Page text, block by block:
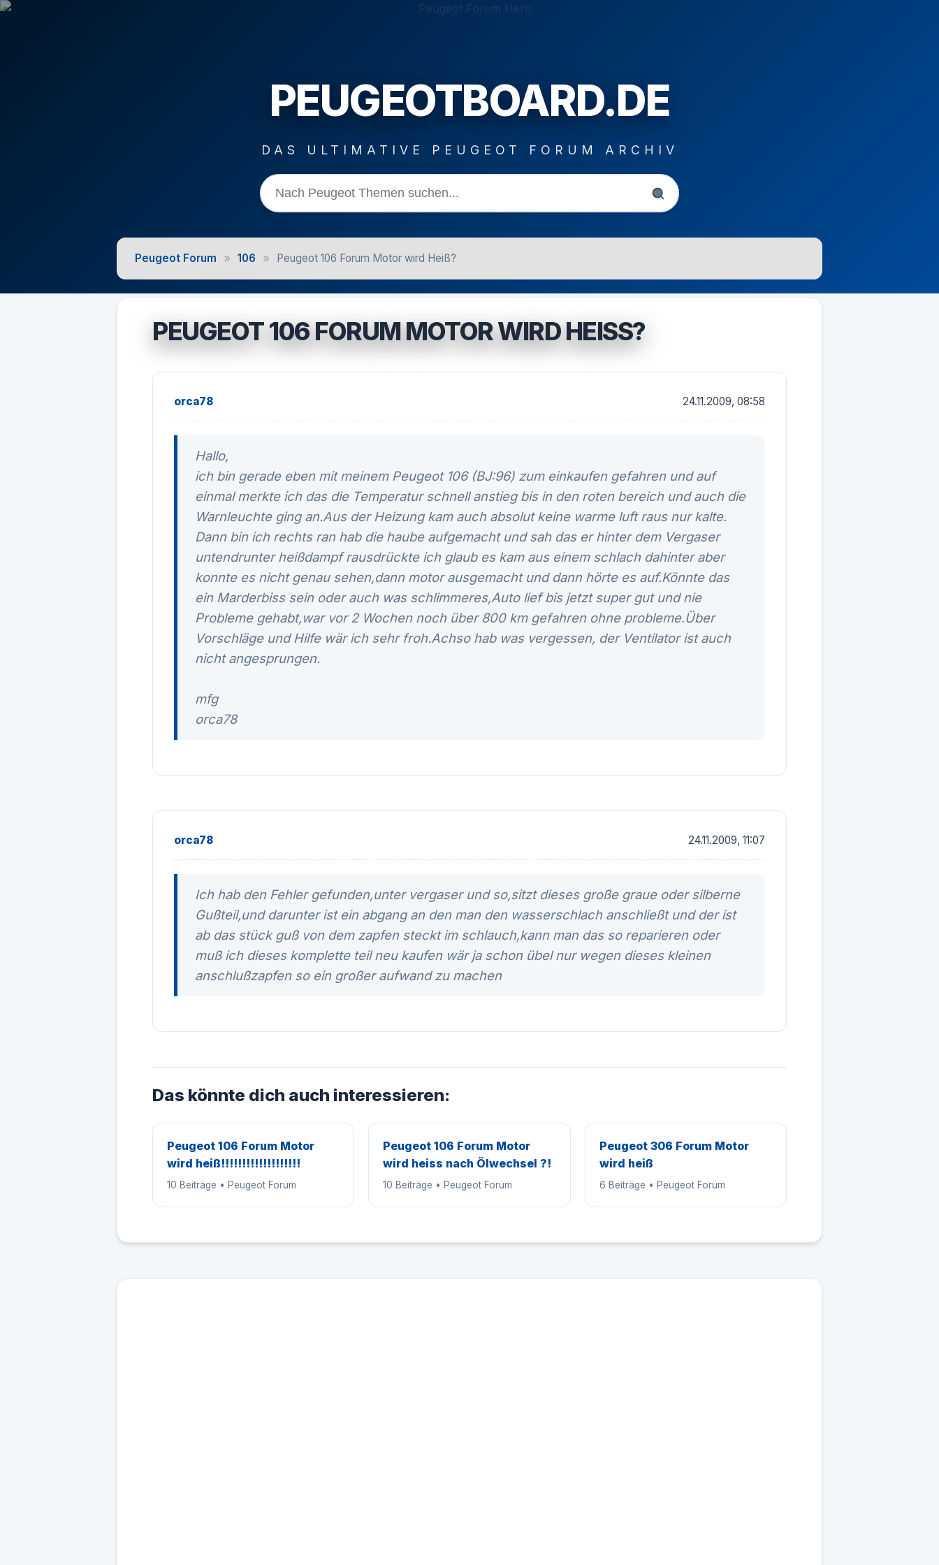
PEUGEOTBOARD.DE
DAS ULTIMATIVE PEUGEOT FORUM ARCHIV
Peugeot Forum » 106 » Peugeot 106 Forum Motor wird Heiß?
PEUGEOT 106 FORUM MOTOR WIRD HEISS?
orca78 24.11.2009, 08:58
Hallo,
ich bin gerade eben mit meinem Peugeot 106 (BJ:96) zum einkaufen gefahren und auf
einmal merkte ich das die Temperatur schnell anstieg bis in den roten bereich und auch die
Warnleuchte ging an.Aus der Heizung kam auch absolut keine warme luft raus nur kalte.
Dann bin ich rechts ran hab die haube aufgemacht und sah das er hinter dem Vergaser
untendrunter heißdampf rausdrückte ich glaub es kam aus einem schlach dahinter aber
konnte es nicht genau sehen,dann motor ausgemacht und dann hörte es auf.Könnte das
ein Marderbiss sein oder auch was schlimmeres,Auto lief bis jetzt super gut und nie
Probleme gehabt,war vor 2 Wochen noch über 800 km gefahren ohne probleme.Über
Vorschläge und Hilfe wär ich sehr froh.Achso hab was vergessen, der Ventilator ist auch
nicht angesprungen.
mfg
orca78
orca78 24.11.2009, 11:07
Ich hab den Fehler gefunden,unter vergaser und so,sitzt dieses große graue oder silberne
Gußteil,und darunter ist ein abgang an den man den wasserschlach anschließt und der ist
ab das stück guß von dem zapfen steckt im schlauch,kann man das so reparieren oder
muß ich dieses komplette teil neu kaufen wär ja schon übel nur wegen dieses kleinen
anschlußzapfen so ein großer aufwand zu machen
Das könnte dich auch interessieren:
Peugeot 106 Forum Motor
wird heiß!!!!!!!!!!!!!!!!!!!
10 Beiträge • Peugeot Forum
Peugeot 106 Forum Motor
wird heiss nach Ölwechsel ?!
10 Beiträge • Peugeot Forum
Peugeot 306 Forum Motor
wird heiß
6 Beiträge • Peugeot Forum